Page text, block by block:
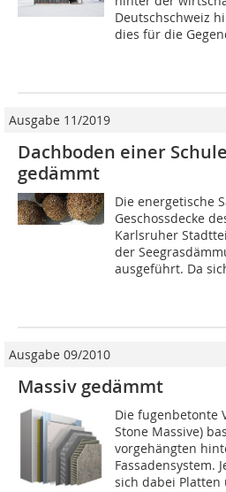
Deutschschweiz
dies für die
Ausgabe 11/2019
Dachboden einer
gedämmt
Die energetische
Geschossdecke
Karlsruher
der
ausgeführt. Da
Ausgabe 09/2010
Massiv gedämmt
Die fugenbetonte
Stone Massive)
vorgehängten
Fassadensystem.
sich dabei